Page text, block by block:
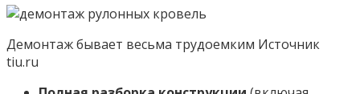
Демонтаж бывает весьма трудоемким Источник
tiu.ru